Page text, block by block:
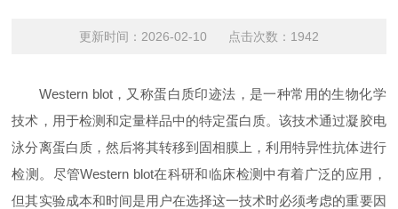
更新时间：2026-02-10 点击次数：1942
Western blot，又称蛋白质印迹法，是一种常用的生物化学
技术，用于检测和定量样品中的特定蛋白质。该技术通过凝胶电
泳分离蛋白质，然后将其转移到固相膜上，利用特异性抗体进行
检测。尽管Western blot在科研和临床检测中有着广泛的应用，
但其实验成本和时间是用户在选择这一技术时必须考虑的重要因